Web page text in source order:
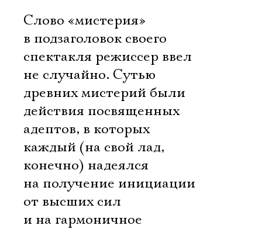
Слово «мистерия»
в подзаголовок своего
спектакля режиссер ввел
не случайно. Сутью
древних мистерий были
действия посвященных
адептов, в которых
каждый (на свой лад,
конечно) надеялся
на получение инициации
от высших сил
и на гармоничное